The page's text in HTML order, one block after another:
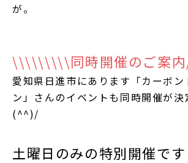
が。
\\\\\\\\\同時開催のご案
愛知県日進市にあります「カーボン
ン」さんのイベントも同時開催が決
(^^)/
土曜日のみの特別開催です